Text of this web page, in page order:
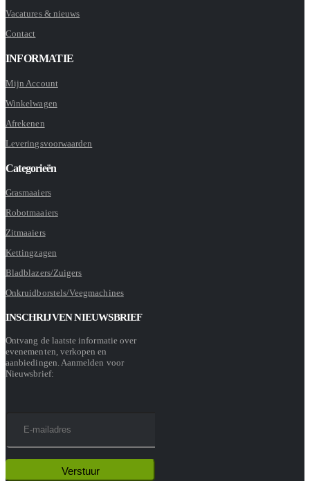
Vacatures & nieuws
Contact
INFORMATIE
Mijn Account
Winkelwagen
Afrekenen
Leveringsvoorwaarden
Categorieën
Grasmaaiers
Robotmaaiers
Zitmaaiers
Kettingzagen
Bladblazers/Zuigers
Onkruidborstels/Veegmachines
INSCHRIJVEN NIEUWSBRIEF
Ontvang de laatste informatie over
evenementen, verkopen en
aanbiedingen. Aanmelden voor
Nieuwsbrief: